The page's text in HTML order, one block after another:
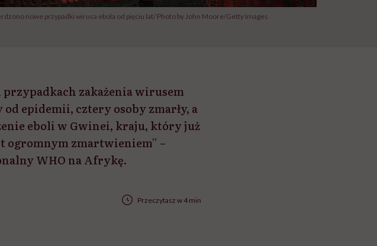
nowe przypadki wirusa ebola od pięciu lat/ Photo by John Moore/Getty Images
zakażenia wirusem
epidemii, cztery osoby zmarły, a
eboli w Gwinei, kraju, który już
ogromnym zmartwieniem” –
WHO na Afrykę.
Przeczytasz w 4 min